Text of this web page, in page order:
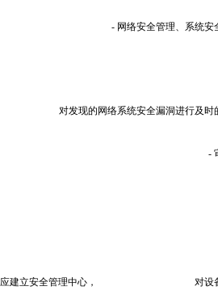
- 网络安全管理、系统安
对发现的网络系统安全漏洞进行及时
-
应建立安全管理中心， 对设